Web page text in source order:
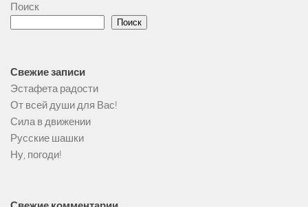
Поиск
Поиск
Свежие записи
Эстафета радости
От всей души для Вас!
Сила в движении
Русские шашки
Ну, погоди!